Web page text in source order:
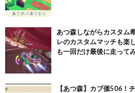
あつ森しながらカスタム
レのカスタムマッチも楽
も一回だけ最後に走ってみ
【あつ森】カブ価506！